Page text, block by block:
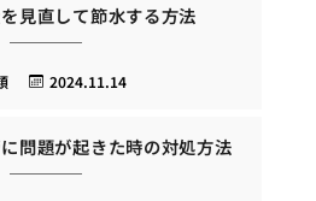
見直して節水する方法
2024.11.14
問題が起きた時の対処方法